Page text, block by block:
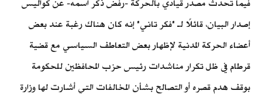
فيما تحدث مصدر قيادي بالحركة -رفض ذكر اسمه- عن كواليس
إصدار البيان، قائلًا لـ "فكر تاني" إنه كان هناك رغبة عند بعض
أعضاء الحركة المدنية لإظهار بعض التعاطف السياسي مع قضية
قرطام في ظل تكرار مناشدات رئيس حزب المحافظين للحكومة
بوقف هدم قصره أو التصالح بشأن المخالفات التي أشارت لها وزارة